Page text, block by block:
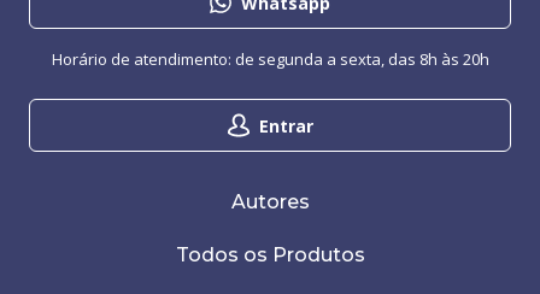
Entrar
Horário de atendimento: de segunda a sexta, das 8h às 20h
Autores
Todos os Produtos